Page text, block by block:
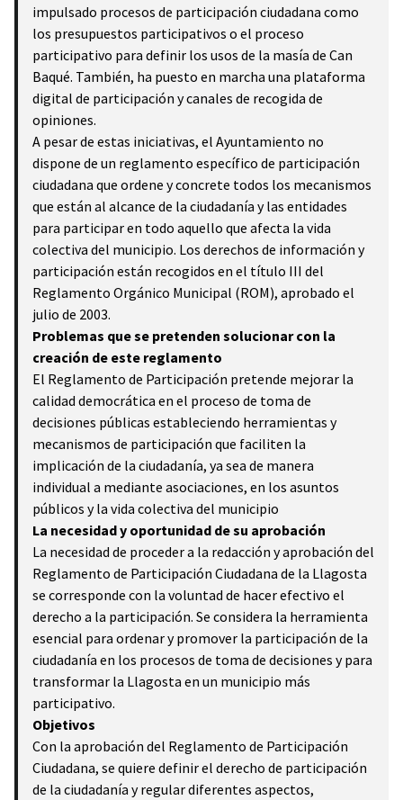
impulsado procesos de participación ciudadana como
los presupuestos participativos o el proceso
participativo para definir los usos de la masía de Can
Baqué. También, ha puesto en marcha una plataforma
digital de participación y canales de recogida de
opiniones.
A pesar de estas iniciativas, el Ayuntamiento no
dispone de un reglamento específico de participación
ciudadana que ordene y concrete todos los mecanismos
que están al alcance de la ciudadanía y las entidades
para participar en todo aquello que afecta la vida
colectiva del municipio. Los derechos de información y
participación están recogidos en el título III del
Reglamento Orgánico Municipal (ROM), aprobado el
julio de 2003.
Problemas que se pretenden solucionar con la
creación de este reglamento
El Reglamento de Participación pretende mejorar la
calidad democrática en el proceso de toma de
decisiones públicas estableciendo herramientas y
mecanismos de participación que faciliten la
implicación de la ciudadanía, ya sea de manera
individual a mediante asociaciones, en los asuntos
públicos y la vida colectiva del municipio
La necesidad y oportunidad de su aprobación
La necesidad de proceder a la redacción y aprobación del
Reglamento de Participación Ciudadana de la Llagosta
se corresponde con la voluntad de hacer efectivo el
derecho a la participación. Se considera la herramienta
esencial para ordenar y promover la participación de la
ciudadanía en los procesos de toma de decisiones y para
transformar la Llagosta en un municipio más
participativo.
Objetivos
Con la aprobación del Reglamento de Participación
Ciudadana, se quiere definir el derecho de participación
de la ciudadanía y regular diferentes aspectos,